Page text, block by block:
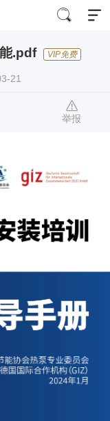
.pdf VIP免费
21
举报